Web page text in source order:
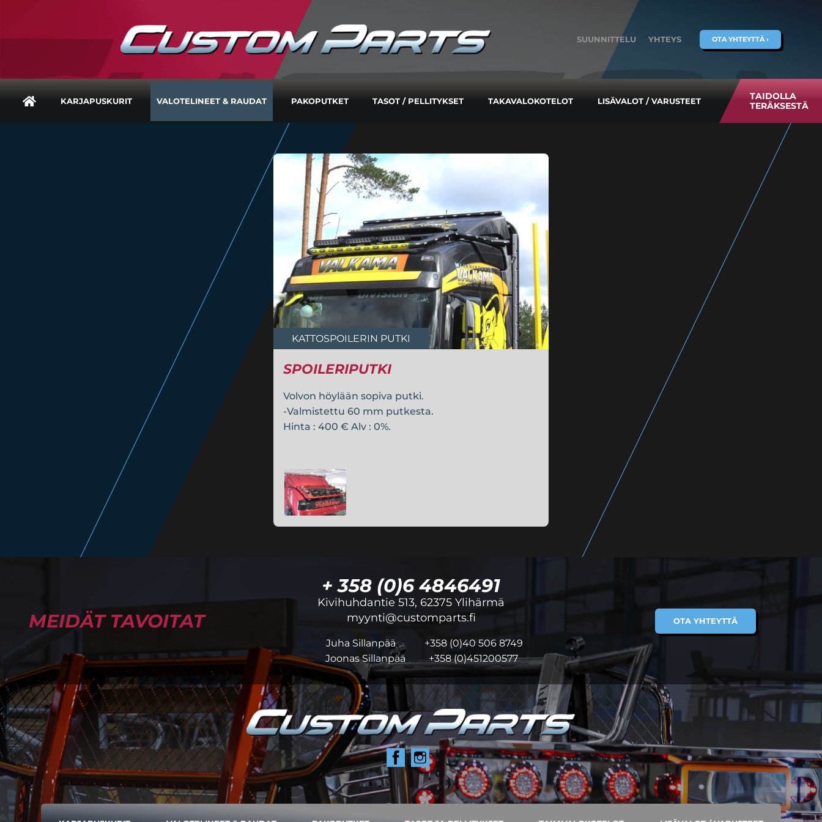
SUUNNITTELU YHTEYS OTA YHTEYTTÄ ›
KARJAPUSKURIT VALOTELINEET & RAUDAT PAKOPUTKET TASOT / PELLITYKSET TAKAVALOKOTELOT LISÄVALOT / VARUSTEET
TAIDOLLA
TERÄKSESTÄ
KATTOSPOILERIN PUTKI
SPOILERIPUTKI
Volvon höylään sopiva putki.
-Valmistettu 60 mm putkesta.
Hinta : 400 € Alv : 0%.
MEIDÄT TAVOITAT
+ 358 (0)6 4846491
Kivihuhdantie 513, 62375 Ylihärmä
myynti@customparts.fi
Juha Sillanpää
+358 (0)40 506 8749
Joonas Sillanpää
+358 (0)451200577
OTA YHTEYTTÄ